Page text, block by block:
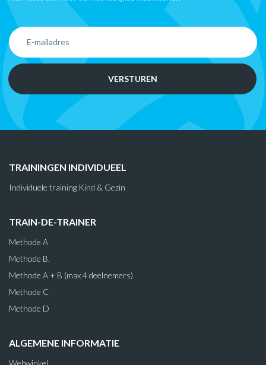
TRAININGEN INDIVIDUEEL
Individuele training Kind & Gezin
TRAIN-DE-TRAINER
Methode A
Methode B.
Methode A + B (max 4 deelnemers)
Methode C
Methode D
ALGEMENE INFORMATIE
Webwinkel